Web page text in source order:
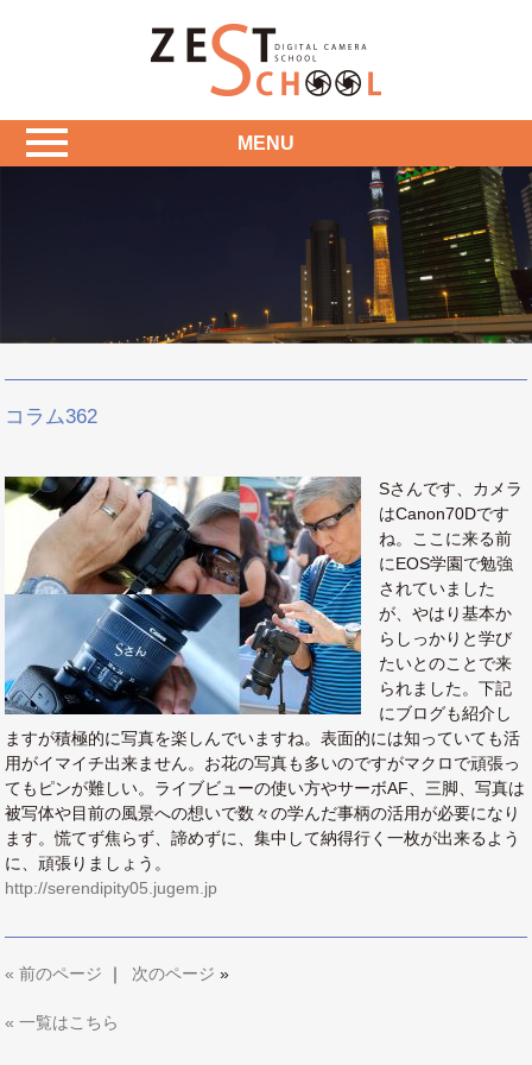
MENU
コラム362
Sさんです、カメラ
はCanon70Dです
ね。ここに来る前
にEOS学園で勉強
されていました
が、やはり基本か
らしっかりと学び
たいとのことで来
られました。下記
にブログも紹介し
ますが積極的に写真を楽しんでいますね。表面的には知っていても活
用がイマイチ出来ません。お花の写真も多いのですがマクロで頑張っ
てもピンが難しい。ライブビューの使い方やサーボAF、三脚、写真は
被写体や目前の風景への想いで数々の学んだ事柄の活用が必要になり
ます。慌てず焦らず、諦めずに、集中して納得行く一枚が出来るよう
に、頑張りましょう。
http://serendipity05.jugem.jp
« 前のページ ｜ 次のページ »
« 一覧はこちら